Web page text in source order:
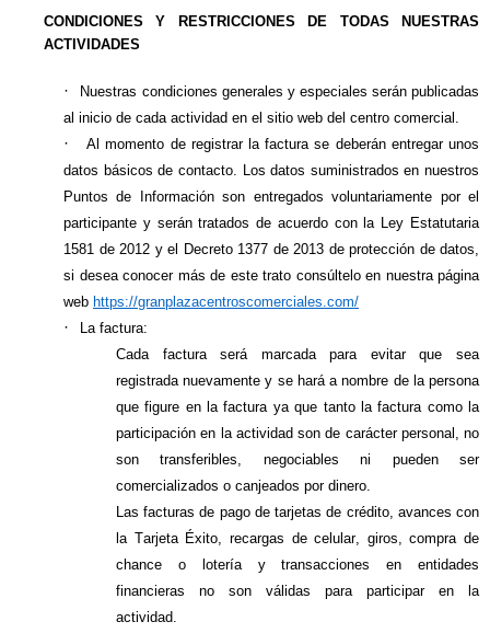
CONDICIONES Y RESTRICCIONES DE TODAS NUESTRAS
ACTIVIDADES
·
Nuestras condiciones generales y especiales serán publicadas
al inicio de cada actividad en el sitio web del centro comercial.
·
Al momento de registrar la factura se deberán entregar unos
datos básicos de contacto. Los datos suministrados en nuestros
Puntos de Información son entregados voluntariamente por el
participante y serán tratados de acuerdo con la Ley Estatutaria
1581 de 2012 y el Decreto 1377 de 2013 de protección de datos,
si desea conocer más de este trato consúltelo en nuestra página
web https://granplazacentroscomerciales.com/
·
La factura:
Cada factura será marcada para evitar que sea
registrada nuevamente y se hará a nombre de la persona
que figure en la factura ya que tanto la factura como la
participación en la actividad son de carácter personal, no
son transferibles, negociables ni pueden ser
comercializados o canjeados por dinero.
Las facturas de pago de tarjetas de crédito, avances con
la Tarjeta Éxito, recargas de celular, giros, compra de
chance o lotería y transacciones en entidades
financieras no son válidas para participar en la
actividad.